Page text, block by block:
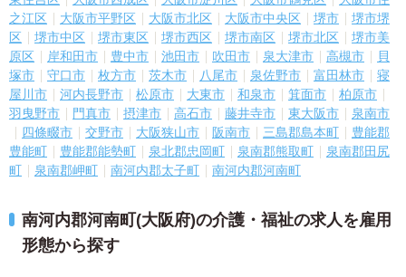
之江区
大阪市平野区 大阪市北区 大阪市中央区 堺市
堺市堺
区
堺市中区 堺市東区 堺市西区 堺市南区 堺市北区
堺市美
原区
岸和田市 豊中市 池田市 吹田市 泉大津市 高槻市
貝
塚市
守口市 枚方市 茨木市 八尾市 泉佐野市 富田林市
寝
屋川市
河内長野市 松原市 大東市 和泉市 箕面市
柏原市
羽曳野市
門真市 摂津市 高石市 藤井寺市 東大阪市
泉南市
四條畷市
交野市 大阪狭山市 阪南市 三島郡島本町
豊能郡
豊能町
豊能郡能勢町 泉北郡忠岡町 泉南郡熊取町
泉南郡田尻
町
泉南郡岬町 南河内郡太子町 南河内郡河南町
南河内郡河南町(大阪府)の介護・福祉の求人を雇用
形態から探す